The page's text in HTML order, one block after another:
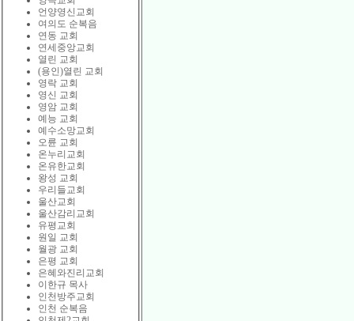
언양영신교회
여의도 순복음
연동 교회
연세중앙교회
열린 교회
(용인)열린 교회
영락 교회
영신 교회
영암 교회
예능 교회
예수소망교회
오륜 교회
온누리교회
온유한교회
왕성 교회
우리들교회
울산교회
울산감리교회
유평교회
원일 교회
월광 교회
은평 교회
은혜와진리교회
이한규 목사
인천방주교회
인천 순복음